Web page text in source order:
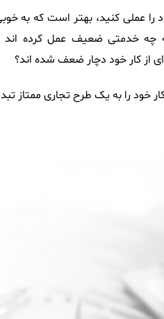
عملی کنید، بهتر است که به
چه خدمتی ضعیف عمل کرده اند
از کار خود دچار ضعف شده اند؟
خود را به یک طرح تجاری ممتاز